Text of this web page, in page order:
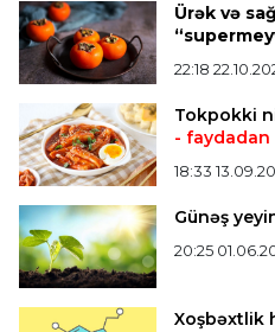
Bütün xəbərlər >>>
Ürək və
22:18
Tokpokki
-
18:33
Günəş
20:25
Xoşbəxtlik